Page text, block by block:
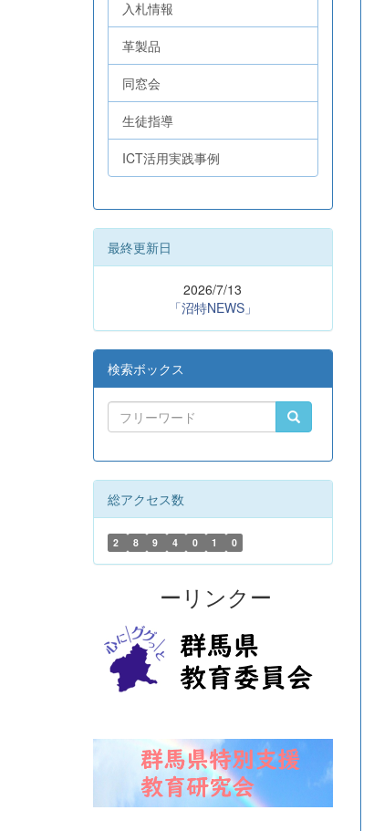
入札情報
革製品
同窓会
生徒指導
ICT活用実践事例
最終更新日
2026/7/13
「沼特NEWS」
検索ボックス
総アクセス数
2 8 9 4 0 1 0
ーリンクー